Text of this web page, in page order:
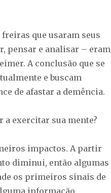
que usaram seus
pensar e analisar – eram
A conclusão que se
e buscam
de afastar a demência.
a exercitar sua mente?
impactos. A partir
diminui, então algumas
os primeiros sinais de